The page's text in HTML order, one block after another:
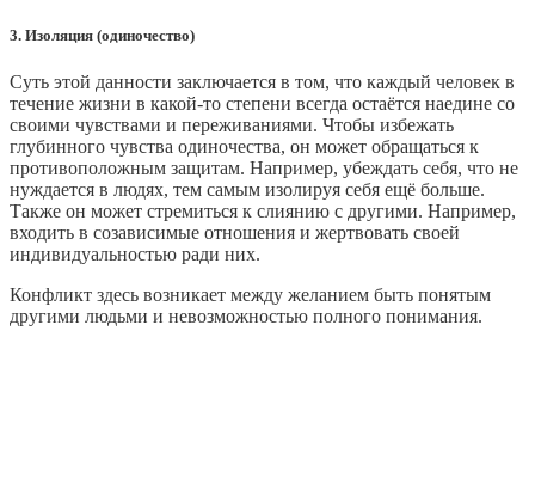
3. Изоляция (одиночество)
Суть этой данности заключается в том, что каждый человек в
течение жизни в какой-то степени всегда остаётся наедине со
своими чувствами и переживаниями. Чтобы избежать
глубинного чувства одиночества, он может обращаться к
противоположным защитам. Например, убеждать себя, что не
нуждается в людях, тем самым изолируя себя ещё больше.
Также он может стремиться к слиянию с другими. Например,
входить в созависимые отношения и жертвовать своей
индивидуальностью ради них.
Конфликт здесь возникает между желанием быть понятым
другими людьми и невозможностью полного понимания.